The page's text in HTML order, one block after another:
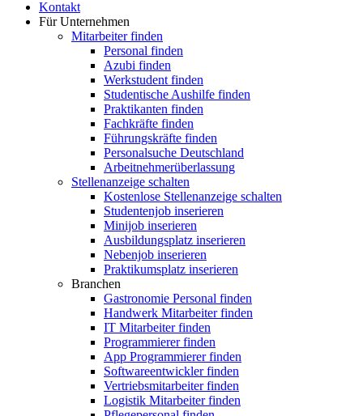
Kontakt
Für Unternehmen
Mitarbeiter finden
Personal finden
Azubi finden
Werkstudent finden
Studentische Aushilfe finden
Praktikanten finden
Fachkräfte finden
Führungskräfte finden
Personalsuche Deutschland
Arbeitnehmerüberlassung
Stellenanzeige schalten
Kostenlose Stellenanzeige schalten
Studentenjob inserieren
Minijob inserieren
Ausbildungsplatz inserieren
Nebenjob inserieren
Praktikumsplatz inserieren
Branchen
Gastronomie Personal finden
Handwerk Mitarbeiter finden
IT Mitarbeiter finden
Programmierer finden
App Programmierer finden
Softwareentwickler finden
Vertriebsmitarbeiter finden
Logistik Mitarbeiter finden